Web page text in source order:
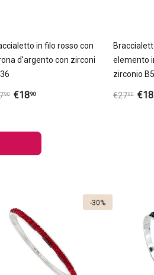
in filo rosso con
d'argento con zirconi
90 €1890
elemento
zirconio B5
€2790 €18
-30%